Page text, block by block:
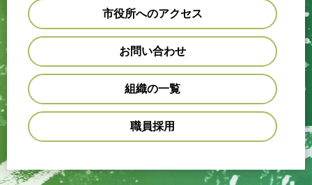
市役所へのアクセス
お問い合わせ
組織の一覧
職員採用